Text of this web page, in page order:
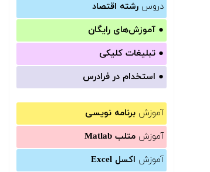
دروس رشته اقتصاد
● آموزش‌های رایگان
● تبلیغات کلیکی
● استخدام در فرادرس
آموزش برنامه نویسی
آموزش متلب Matlab
آموزش اکسل Excel